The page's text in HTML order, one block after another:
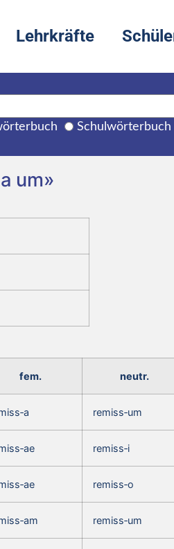
Lehrkräfte
Schulwörterbuch
um»
fem. neutr.
remiss‑um
remiss‑i
remiss‑o
remiss‑um